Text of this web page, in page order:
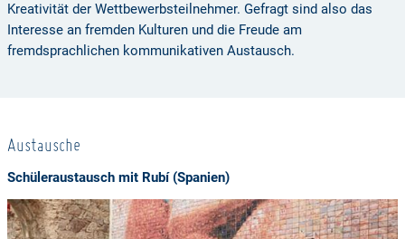
Kreativität der Wettbewerbsteilnehmer. Gefragt sind also das
Interesse an fremden Kulturen und die Freude am
fremdsprachlichen kommunikativen Austausch.
Austausche
Schüleraustausch mit Rubí (Spanien)